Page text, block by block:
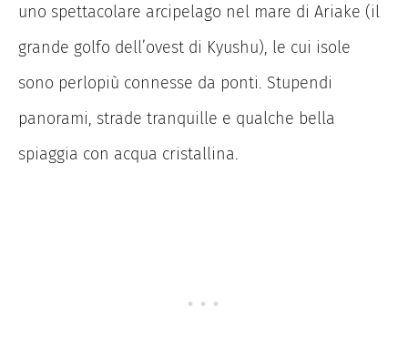
uno spettacolare arcipelago nel mare di Ariake (il
grande golfo dell’ovest di Kyushu), le cui isole
sono perlopiù connesse da ponti. Stupendi
panorami, strade tranquille e qualche bella
spiaggia con acqua cristallina.